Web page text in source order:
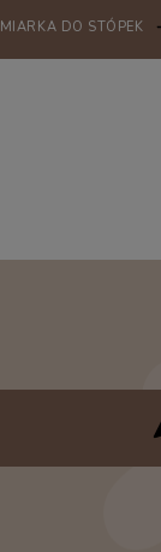
MIARKA DO STÓPEK